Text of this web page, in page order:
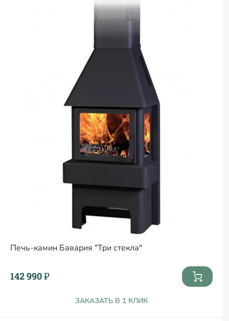
Печь-камин Бавария "Три стекла"
142 990 ₽
ЗАКАЗАТЬ В 1 КЛИК